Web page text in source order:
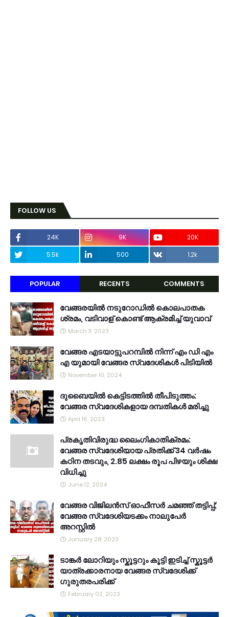
FOLLOW US
24K 9K
20K
5.5k
500 1.2k
POPULAR RECENTS COMMENTS
വേങ്ങരയിൽ നടുറോഡിൽ കൊലപാതക
ശ്രമം, വടിവാള് കൊണ്ട് ആക്രമിച്ച് യുവാവ്
March 11, 2023
വേങ്ങര എടയാട്ടുപറമ്പിൽ നിന്ന് എം ഡി എം
എ യുമായി വേങ്ങര സ്വദേശികൾ പിടിയിൽ
November 10, 2024
ദുബൈയിൽ കെട്ടിടത്തിൽ തീപിടുത്തം:
വേങ്ങര സ്വദേശികളായ ദമ്പതികൾ മരിച്ചു
April 16, 2023
പ്രകൃതിവിരുദ്ധ ലൈംഗികാതിക്രമം:
വേങ്ങര സ്വദേശിയായ പ്രതിക്ക് 34 വര്‍ഷം
കഠിന തടവും, 2.85 ലക്ഷം രൂപ പിഴയും ശിക്ഷ
വിധിച്ചു
June 12, 2024
വേങ്ങര വിജിലൻസ് ഓഫീസർ ചമഞ്ഞ് തട്ടിപ്പ്;
വേങ്ങര സ്വദേശിയടക്കം നാലുപേർ
അറസ്റ്റിൽ
January 28, 2023
ടാങ്കർ ലോറിയും സ്കൂട്ടറും കൂട്ടി ഇടിച്ച് സ്കൂട്ടർ
യാത്രക്കാരനായ വേങ്ങര സ്വദേശിക്ക്
ഗുരുതരപരിക്ക്
February 02, 2023